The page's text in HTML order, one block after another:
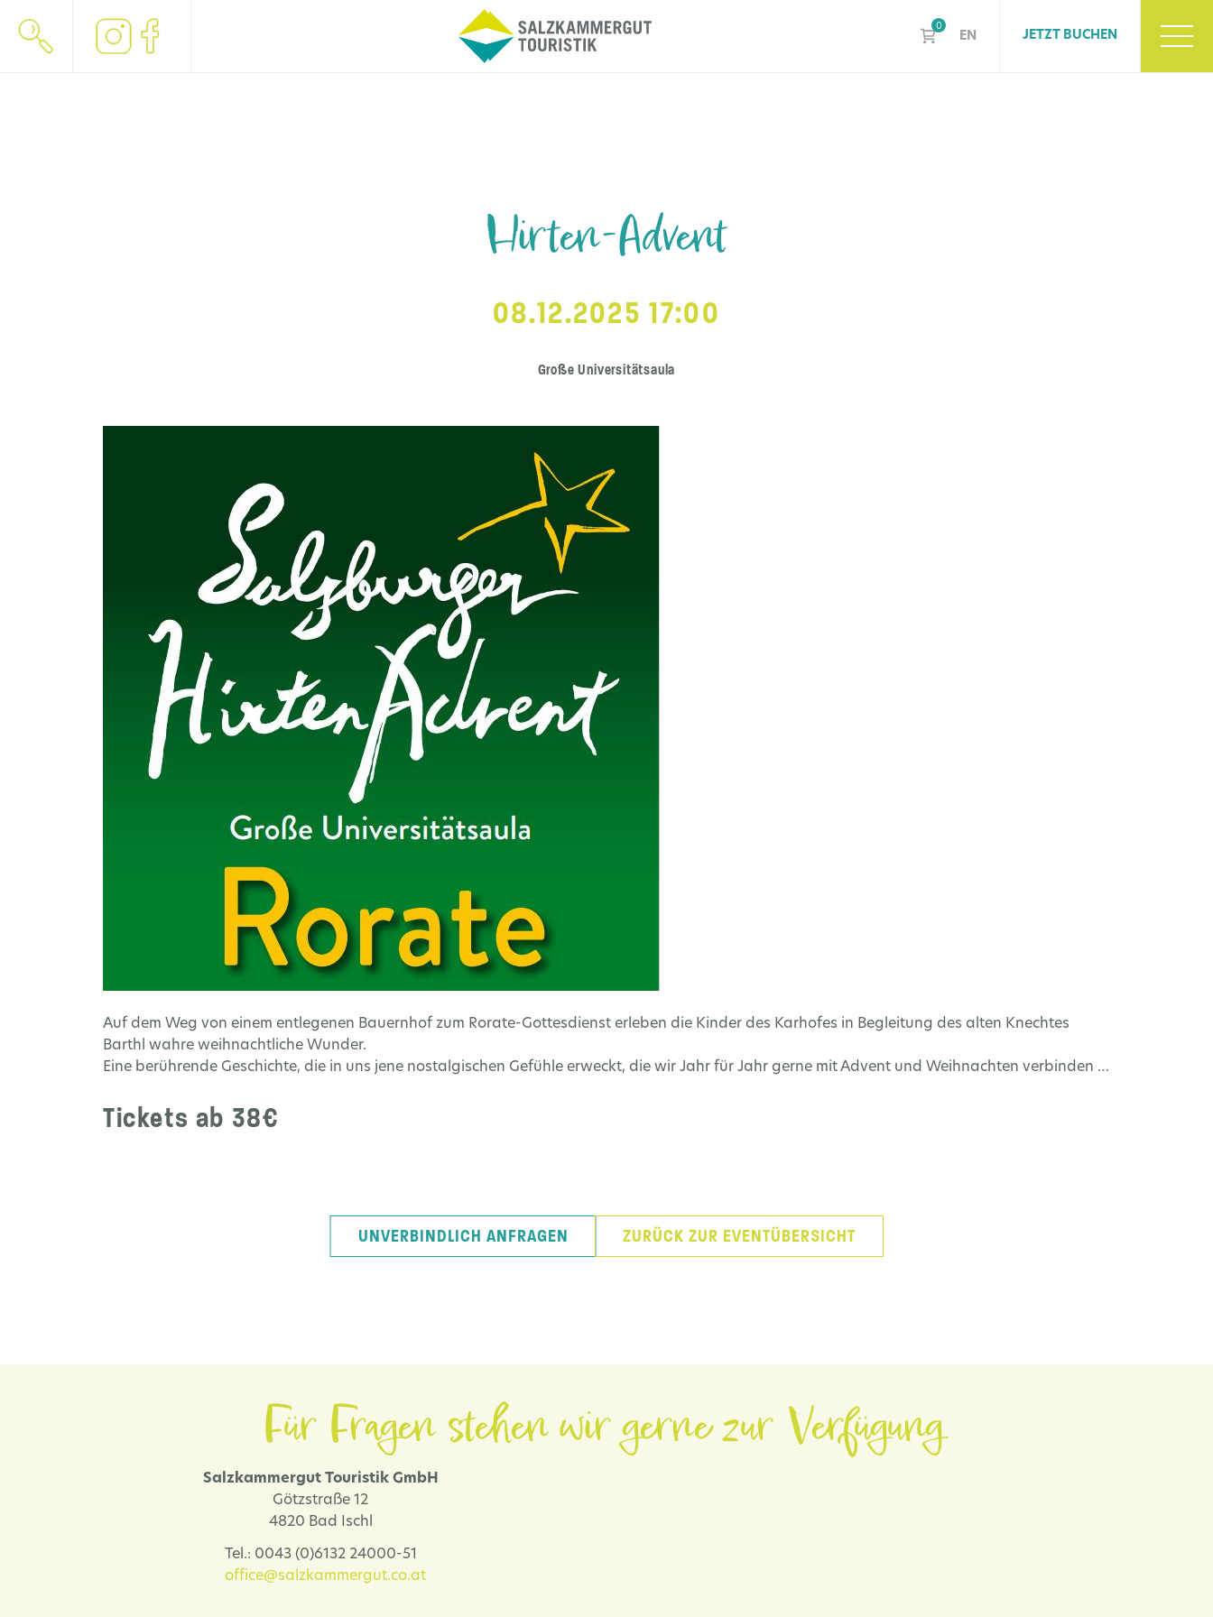
0
EN JETZT BUCHEN
Hirten-Advent
08.12.2025 17:00
Große Universitätsaula
Auf dem Weg von einem entlegenen Bauernhof zum Rorate-Gottesdienst erleben die Kinder des Karhofes in Begleitung des alten Knechtes
Barthl wahre weihnachtliche Wunder.
Eine berührende Geschichte, die in uns jene nostalgischen Gefühle erweckt, die wir Jahr für Jahr gerne mit Advent und Weihnachten verbinden …
Tickets ab 38€
UNVERBINDLICH ANFRAGEN ZURÜCK ZUR EVENTÜBERSICHT
Für Fragen stehen wir gerne zur Verfügung.
Salzkammergut Touristik GmbH
Götzstraße 12
4820 Bad Ischl
Tel.: 0043 (0)6132 24000-51
office@salzkammergut.co.at